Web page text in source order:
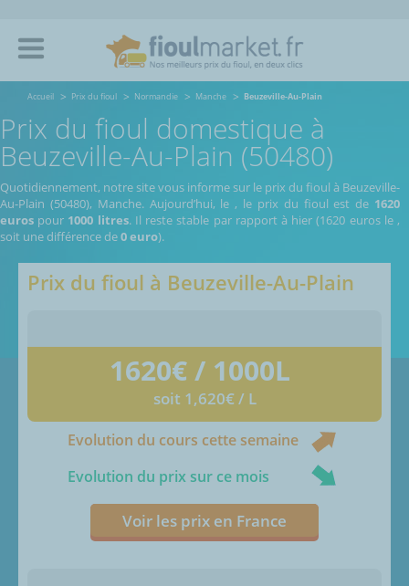
Accueil Prix du fioul Normandie Manche Beuzeville-Au-Plain
Prix du fioul domestique à
Beuzeville-Au-Plain (50480)
Quotidiennement, notre site vous informe sur le prix du fioul à Beuzeville-
Au-Plain (50480), Manche. Aujourd’hui, le , le prix du fioul est de 1620
euros pour 1000 litres. Il reste stable par rapport à hier (1620 euros le,
soit une différence de0 euro).
Prix du fioul à Beuzeville-Au-Plain
1620€ / 1000L
soit 1,620€ / L
Evolution du cours cette semaine
Evolution du prix sur ce mois
Voir les prix en France